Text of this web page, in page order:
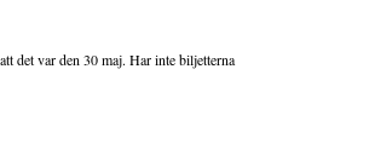
det var den 30 maj. Har inte biljetterna